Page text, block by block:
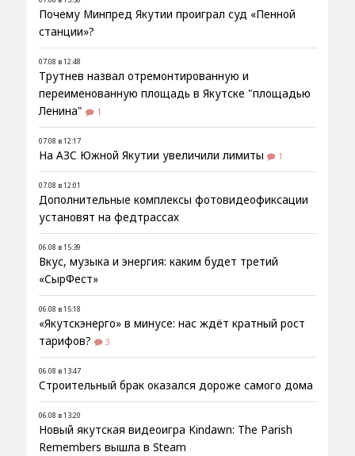
Почему Минпред Якутии проиграл суд «Пенной
станции»?
07.08 в 12:48
Трутнев назвал отремонтированную и
переименованную площадь в Якутске "площадью
Ленина"
1
07.08 в 12:17
На АЗС Южной Якутии увеличили лимиты 1
07.08 в 12:01
Дополнительные комплексы фотовидеофиксации
установят на федтрассах
06.08 в 15:39
Вкус, музыка и энергия: каким будет третий
«СырФест»
06.08 в 15:18
«Якутскэнерго» в минусе: нас ждёт кратный рост
тарифов?
3
06.08 в 13:47
Строительный брак оказался дороже самого дома
06.08 в 13:20
Новый якутская видеоигра Kindawn: The Parish
Remembers вышла в Steam